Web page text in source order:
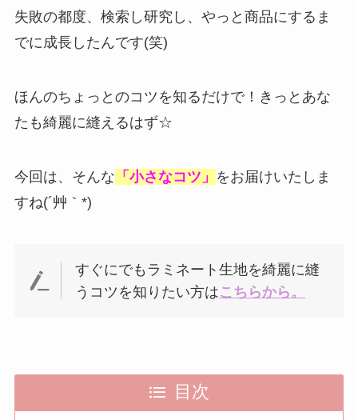
失敗の都度、検索し研究し、やっと商品にするま
でに成長したんです(笑)
ほんのちょっとのコツを知るだけで！きっとあな
たも綺麗に縫えるはず☆
今回は、そんな 「小さなコツ」 をお届けいたしま
すね(´艸｀*)
すぐにでもラミネート生地を綺麗に縫
うコツを知りたい方はこちらから。
目次